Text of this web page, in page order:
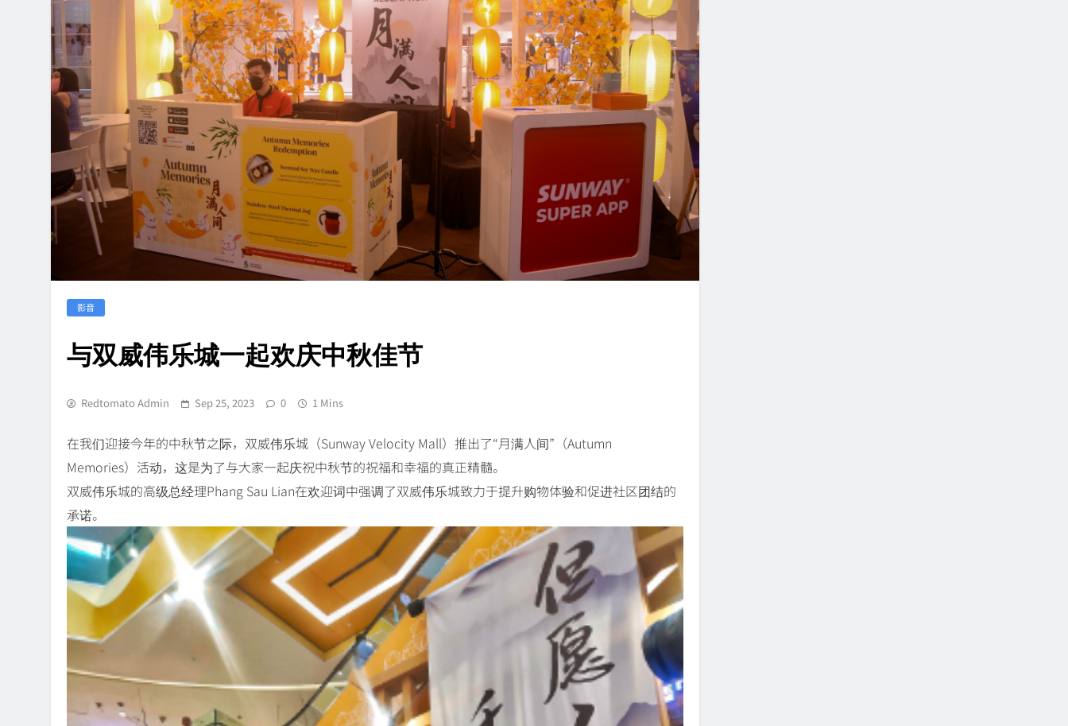
影音
与双威伟乐城一起欢庆中秋佳节
Redtomato Admin Sep 25, 2023 0 1 Mins
在我们迎接今年的中秋节之际，双威伟乐城（Sunway Velocity Mall）推出了“月满人间”（Autumn
Memories）活动，这是为了与大家一起庆祝中秋节的祝福和幸福的真正精髓。
双威伟乐城的高级总经理Phang Sau Lian在欢迎词中强调了双威伟乐城致力于提升购物体验和促进社区团结的
承诺。